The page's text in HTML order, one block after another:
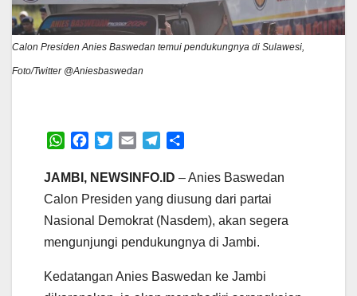
Calon Presiden Anies Baswedan temui pendukungnya di Sulawesi,
Foto/Twitter @Aniesbaswedan
W
a
A
p
c
e
o
o
i
e
r
a
l
g
r
a
a
JAMBI, NEWSINFO.ID – Anies Baswedan
Calon Presiden yang diusung dari partai
Nasional Demokrat (Nasdem), akan segera
mengunjungi pendukungnya di Jambi.
Kedatangan Anies Baswedan ke Jambi